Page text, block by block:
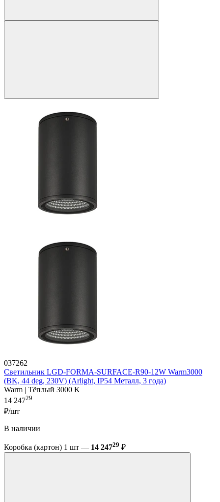
037262
Светильник LGD-FORMA-SURFACE-R90-12W Warm3000
(BK, 44 deg, 230V) (Arlight, IP54 Металл, 3 года)
Warm | Тёплый 3000 K
14 24729
₽/шт
В наличии
Коробка (картон) 1 шт — 14 24729 ₽